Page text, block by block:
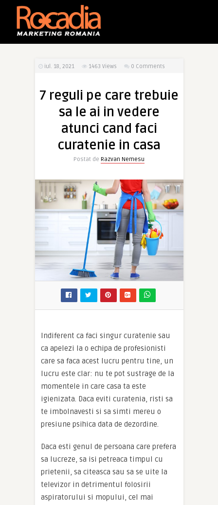
iul. 18, 2021 1463 Views 0 Comments
7 reguli pe care trebuie
sa le ai in vedere
atunci cand faci
curatenie in casa
Postat de Razvan Nemesu
Indiferent ca faci singur curatenie sau
ca apelezi la o echipa de profesionisti
care sa faca acest lucru pentru tine, un
lucru este clar: nu te pot sustrage de la
momentele in care casa ta este
igienizata. Daca eviti curatenia, risti sa
te imbolnavesti si sa simti mereu o
presiune psihica data de dezordine.
Daca esti genul de persoana care prefera
sa lucreze, sa isi petreaca timpul cu
prietenii, sa citeasca sau sa se uite la
televizor in detrimentul folosirii
aspiratorului si mopului, cel mai